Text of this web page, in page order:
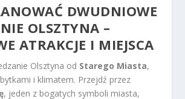
DWUDNIOWE
OLSZTYNA –
ATRAKCJE I MIEJSCA
Olsztyna od Starego Miasta,
i klimatem. Przejdź przez
, jeden z bogatych symboli miasta,